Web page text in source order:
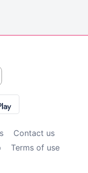
Contact us
Terms of use